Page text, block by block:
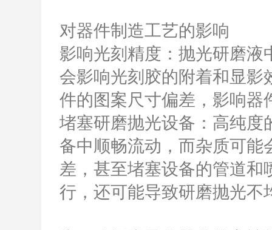
对器件制造工艺的影响
影响光刻精度：抛光研磨
会影响光刻胶的附着和显
件的图案尺寸偏差，影响器
堵塞研磨抛光设备：高纯度
备中顺畅流动，而杂质可
差，甚至堵塞设备的管道
行，还可能导致研磨抛光不